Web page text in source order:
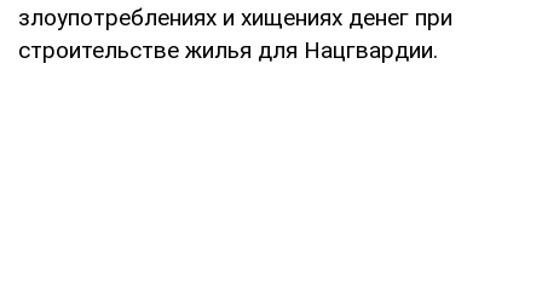
злоупотреблениях и хищениях денег при
строительстве жилья для Нацгвардии.